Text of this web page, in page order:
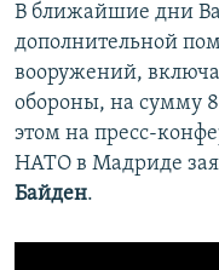
В ближайшие дни
дополнительной
вооружений,
обороны, на сумму
этом на пресс-
НАТО в Мадриде
Байден.